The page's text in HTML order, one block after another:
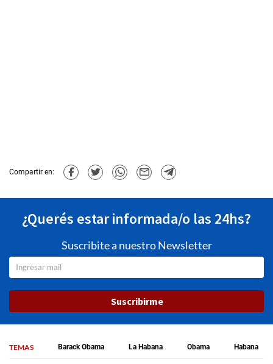
Compartir en:
¿Querés estar informada/o las 24hs?
Suscribite a nuestro Newsletter
Suscribirme
TEMAS Barack Obama La Habana Obama Habana